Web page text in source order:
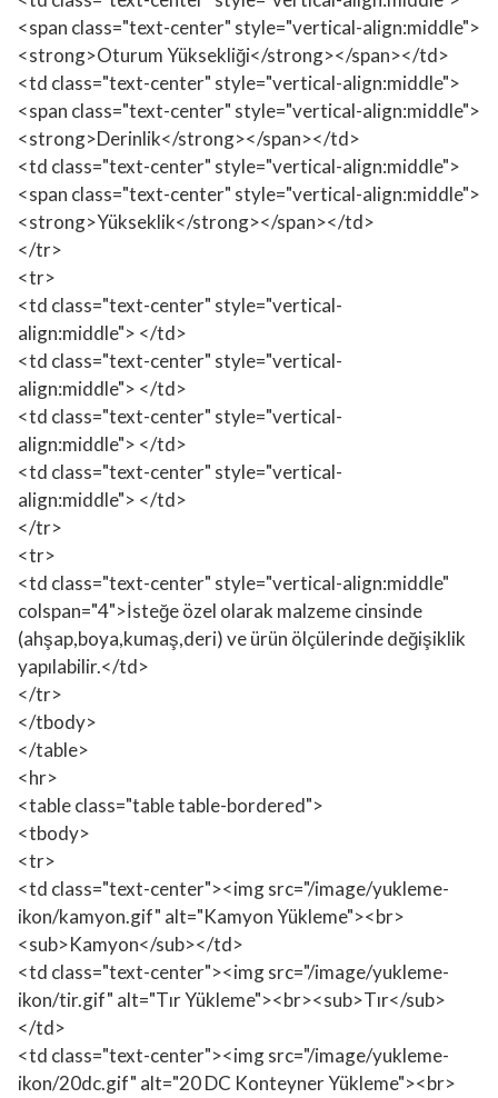
<span class="text-center" style="vertical-align:middle">
<strong>Oturum Yüksekliği</strong></span></td>
<td class="text-center" style="vertical-align:middle">
<span class="text-center" style="vertical-align:middle">
<strong>Derinlik</strong></span></td>
<td class="text-center" style="vertical-align:middle">
<span class="text-center" style="vertical-align:middle">
<strong>Yükseklik</strong></span></td>
</tr>
<tr>
<td class="text-center" style="vertical-
align:middle"> </td>
<td class="text-center" style="vertical-
align:middle"> </td>
<td class="text-center" style="vertical-
align:middle"> </td>
<td class="text-center" style="vertical-
align:middle"> </td>
</tr>
<tr>
<td class="text-center" style="vertical-align:middle"
colspan="4">İsteğe özel olarak malzeme cinsinde
(ahşap,boya,kumaş,deri) ve ürün ölçülerinde değişiklik
yapılabilir.</td>
</tr>
</tbody>
</table>
<hr>
<table class="table table-bordered">
<tbody>
<tr>
<td class="text-center"><img src="/image/yukleme-
ikon/kamyon.gif" alt="Kamyon Yükleme"><br>
<sub>Kamyon</sub></td>
<td class="text-center"><img src="/image/yukleme-
ikon/tir.gif" alt="Tır Yükleme"><br><sub>Tır</sub>
</td>
<td class="text-center"><img src="/image/yukleme-
ikon/20dc.gif" alt="20 DC Konteyner Yükleme"><br>